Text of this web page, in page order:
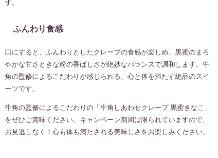
す。
ふんわり食感
口にすると、ふんわりとしたクレープの食感が楽しめ、黒蜜のまろ
やかな甘さときな粉の香ばしさが絶妙なバランスで調和します。牛
角の監修によるこだわりが感じられる、心と体を満たす絶品のスイ
ーツです。
牛角の監修によるこだわりの「牛角しあわせクレープ 黒蜜きなこ」
をぜひご賞味ください。キャンペーン期間は限られていますので、
お見逃しなく！心も体も満たされる美味しさをお楽しみください。